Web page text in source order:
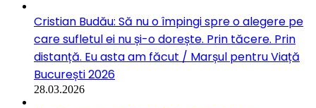
Cristian Budău: Să nu o împingi spre o alegere pe
care sufletul ei nu și-o dorește. Prin tăcere. Prin
distanță. Eu asta am făcut / Marșul pentru Viață
București 2026
28.03.2026